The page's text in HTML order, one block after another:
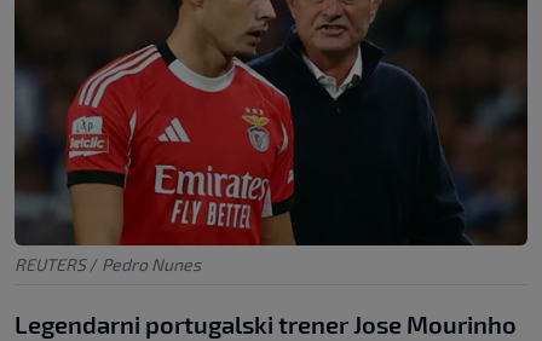
REUTERS / Pedro Nunes
Legendarni portugalski trener Jose Mourinho